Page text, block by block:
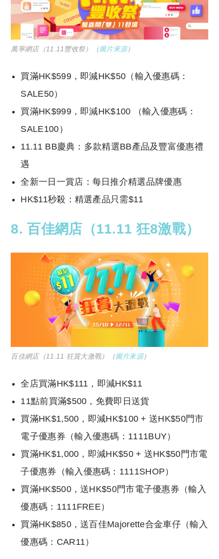
萬寧網店（11.11豐收祭）（圖片來源）
買滿HK$599，即減HK$50（輸入優惠碼：
SALE50）
買滿HK$999，即減HK$100 （輸入優惠碼：
SALE100）
11.11 BB慶典：多款精選BB產品及豐富優惠禮
遇
全新一日一賞店：每日推介精選品牌優惠
HK$11秒殺：精選產品只需$11
8. 百佳網店（11.11 狂8激戰）
百佳網店（11.11 狂賞大激戰）（圖片來源）
全店買滿HK$111，即減HK$11
11點前買滿$500，免費即日送貨
買滿HK$1,500，即減HK$100 + 送HK$50門市
電子優惠券（輸入優惠碼：1111BUY）
買滿HK$1,000，即減HK$50 + 送HK$50門市電
子優惠券（輸入優惠碼：1111SHOP）
買滿HK$500，送HK$50門市電子優惠券（輸入
優惠碼：1111FREE）
買滿HK$850，送百佳Majorette合金車仔（輸入
優惠碼：CAR11）